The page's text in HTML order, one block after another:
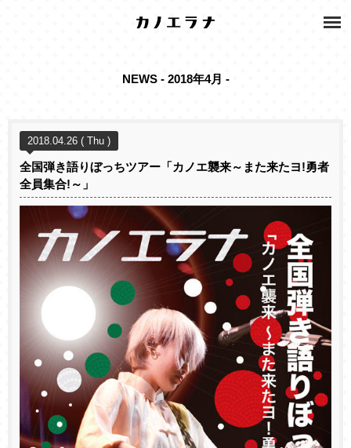
NEWS - 2018年4月 -
2018.04.26 ( Thu )
全国弾き語りぼっちツアー「カノエ襲来～また来たヨ!勇者
全員集合!～」